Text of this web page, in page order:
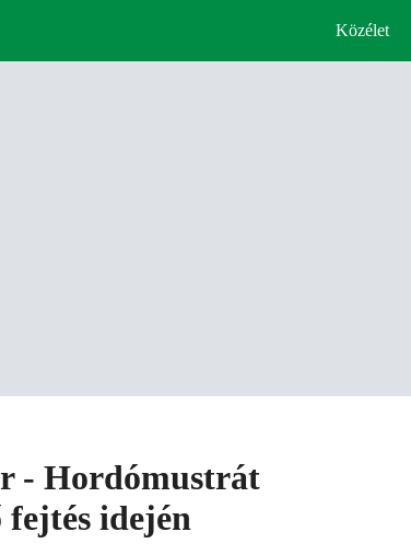
Közélet
- Hordómustrát
idején